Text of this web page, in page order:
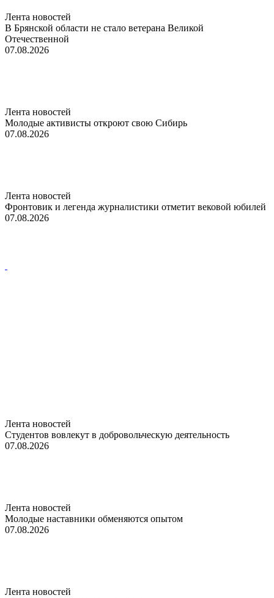
Лента новостей
В Брянской области не стало ветерана Великой
Отечественной
07.08.2026
Лента новостей
Молодые активисты откроют свою Сибирь
07.08.2026
Лента новостей
Фронтовик и легенда журналистики отметит вековой юбилей
07.08.2026
Лента новостей
Студентов вовлекут в добровольческую деятельность
07.08.2026
Лента новостей
Молодые наставники обменяются опытом
07.08.2026
Лента новостей